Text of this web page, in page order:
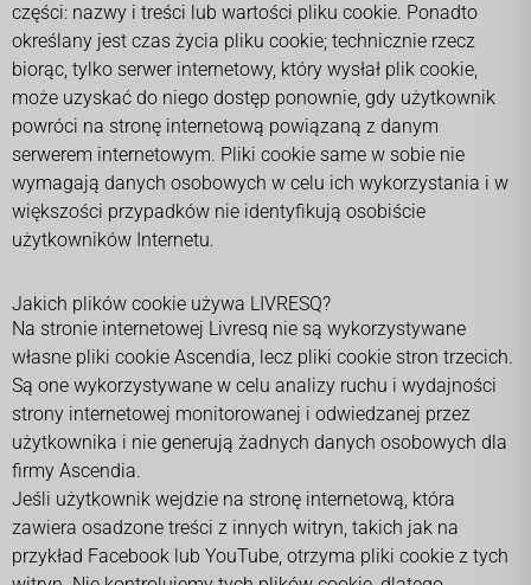
części: nazwy i treści lub wartości pliku cookie. Ponadto
określany jest czas życia pliku cookie; technicznie rzecz
biorąc, tylko serwer internetowy, który wysłał plik cookie,
może uzyskać do niego dostęp ponownie, gdy użytkownik
powróci na stronę internetową powiązaną z danym
serwerem internetowym. Pliki cookie same w sobie nie
wymagają danych osobowych w celu ich wykorzystania i w
większości przypadków nie identyfikują osobiście
użytkowników Internetu.
Jakich plików cookie używa LIVRESQ?
Na stronie internetowej Livresq nie są wykorzystywane
własne pliki cookie Ascendia, lecz pliki cookie stron trzecich.
Są one wykorzystywane w celu analizy ruchu i wydajności
strony internetowej monitorowanej i odwiedzanej przez
użytkownika i nie generują żadnych danych osobowych dla
firmy Ascendia.
Jeśli użytkownik wejdzie na stronę internetową, która
zawiera osadzone treści z innych witryn, takich jak na
przykład Facebook lub YouTube, otrzyma pliki cookie z tych